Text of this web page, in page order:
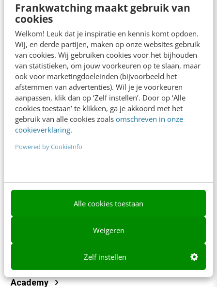
Frankwatching maakt gebruik van
cookies
Welkom! Leuk dat je inspiratie en kennis komt opdoen.
Wij, en derde partijen, maken op onze websites gebruik
van cookies. Wij gebruiken cookies voor het bijhouden
van statistieken, om jouw voorkeuren op te slaan, maar
ook voor marketingdoeleinden (bijvoorbeeld het
afstemmen van advertenties). Wil je je voorkeuren
aanpassen, klik dan op ‘Zelf instellen’. Door op ‘Alle
cookies toestaan’ te klikken, ga je akkoord met het
gebruik van alle cookies zoals omschreven in onze
cookieverklaring.
Powered by CookieInfo
Alle cookies toestaan
Weigeren
Zelf instellen
Contact
Nieuwsbrieven
Over ons
Ons team
Werken bij
Whitepapers
Blog
AI & Tech
Klantcontact & CX
Social
Themanieuwsbrieven
Academy